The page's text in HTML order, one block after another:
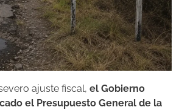
ajuste fiscal, el Gobierno
el Presupuesto General de la